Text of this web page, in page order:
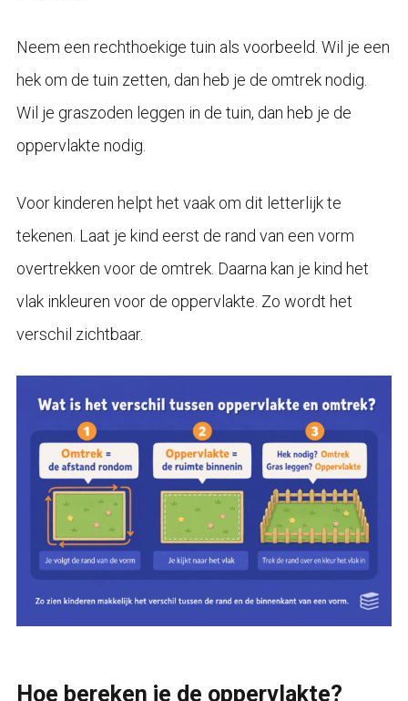
Neem een rechthoekige tuin als voorbeeld. Wil je een
hek om de tuin zetten, dan heb je de omtrek nodig.
Wil je graszoden leggen in de tuin, dan heb je de
oppervlakte nodig.
Voor kinderen helpt het vaak om dit letterlijk te
tekenen. Laat je kind eerst de rand van een vorm
overtrekken voor de omtrek. Daarna kan je kind het
vlak inkleuren voor de oppervlakte. Zo wordt het
verschil zichtbaar.
Hoe bereken je de oppervlakte?